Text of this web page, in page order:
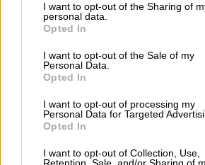
I want to opt-out of the Sharing of
personal data.
Opted In
I want to opt-out of the Sale of my
Personal Data.
Opted In
I want to opt-out of processing my
Personal Data for Targeted
Opted In
I want to opt-out of Collection, Use,
Retention, Sale, and/or Sharing of
Porter en Stout | Op vat gerijpte bieren |